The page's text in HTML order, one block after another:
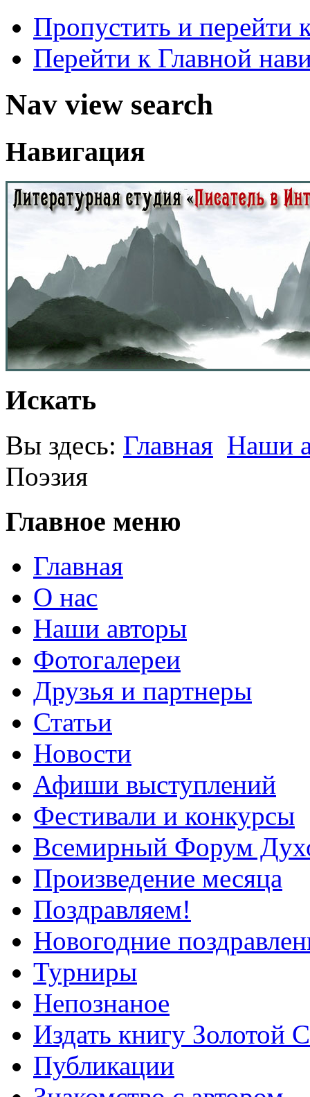
Пропустить и перейти
Перейти к Главной
Nav view search
Навигация
Искать
Вы здесь: Главная Наши
Поэзия
Главное меню
Главная
О нас
Наши авторы
Фотогалереи
Друзья и партнеры
Статьи
Новости
Афиши выступлений
Фестивали и конкурсы
Всемирный Форум
Произведение месяца
Поздравляем!
Новогодние
Турниры
Непознаное
Издать книгу Золотой
Публикации